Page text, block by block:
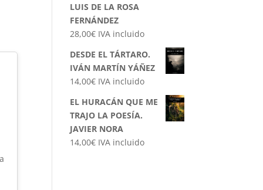
LUIS DE LA ROSA
FERNÁNDEZ
28,00€ IVA incluido
DESDE EL TÁRTARO.
IVÁN MARTÍN YÁÑEZ
14,00€ IVA incluido
EL HURACÁN QUE ME
TRAJO LA POESÍA.
JAVIER NORA
14,00€ IVA incluido